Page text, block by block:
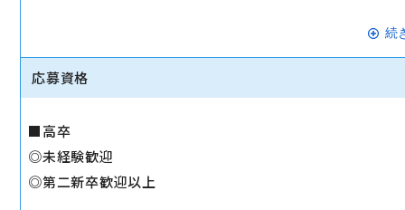
慣れるまではパンフレットや説明POPを見ながらの接客
続
応募資格
■高卒
◎未経験歓迎
◎第二新卒歓迎以上